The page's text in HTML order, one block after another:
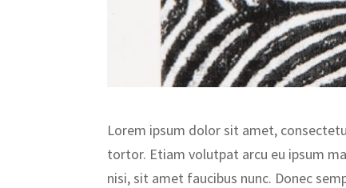
Lorem ipsum dolor sit amet,
tortor. Etiam volutpat arcu eu ipsum
nisi, sit amet faucibus nunc. Donec